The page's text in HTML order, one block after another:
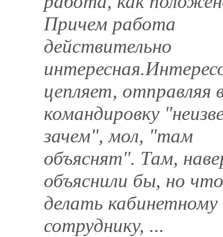
Причем работа
действительно
цепляет, отправляя
командировку
зачем", мол, "там
объяснят". Там,
объяснили бы, но что
делать кабинетному
сотруднику, ...